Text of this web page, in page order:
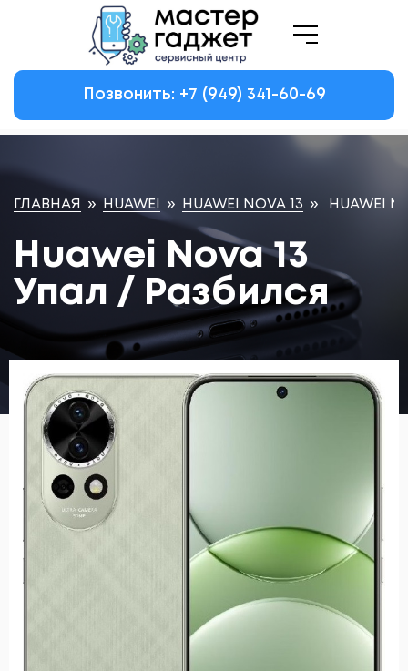
Позвонить: +7 (949) 341-60-69
ГЛАВНАЯ » HUAWEI » HUAWEI NOVA 13 » HUAWEI
Huawei Nova 13
Упал / Разбился